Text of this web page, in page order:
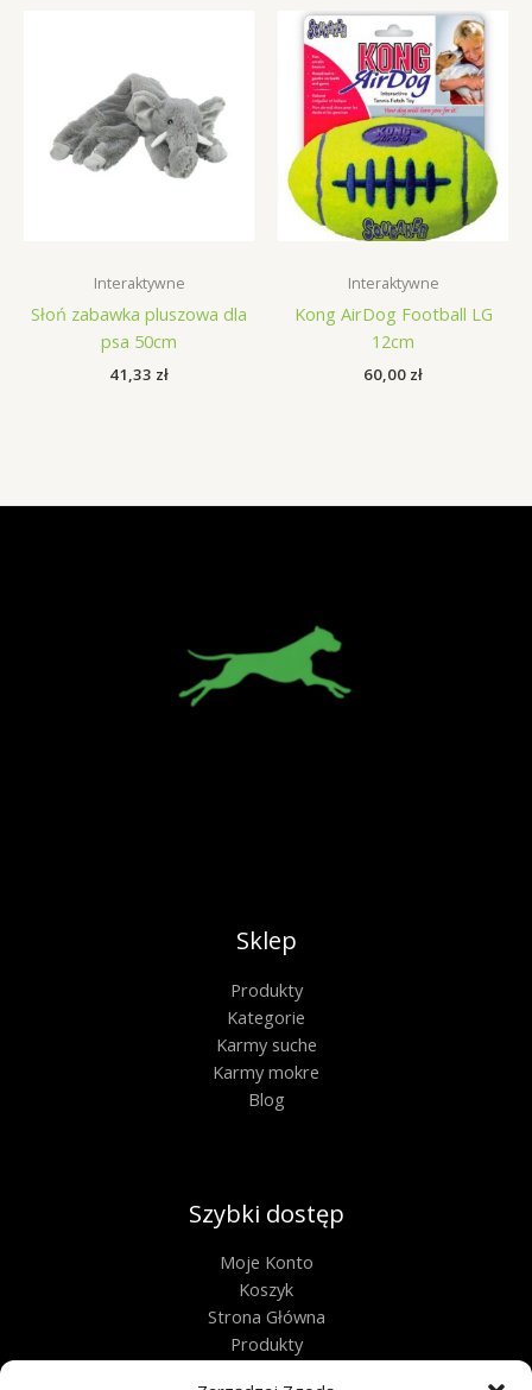
Interaktywne
Słoń zabawka pluszowa dla
psa 50cm
41,33 zł
Interaktywne
Kong AirDog Football LG
12cm
60,00 zł
Sklep
Produkty
Kategorie
Karmy suche
Karmy mokre
Blog
Szybki dostęp
Moje Konto
Koszyk
Strona Główna
Produkty